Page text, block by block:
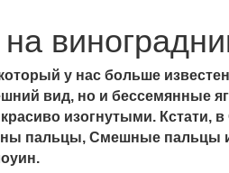
у нас больше
вид, но и бессемянные
изогнутыми. Кстати,
пальцы, Смешные пальцы